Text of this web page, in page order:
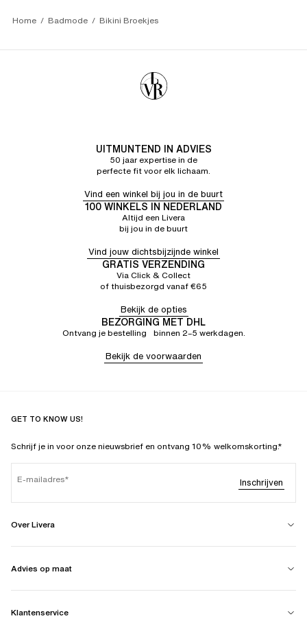
Home Badmode Bikini Broekjes
UITMUNTEND IN ADVIES
50 jaar expertise in de
perfecte fit voor elk lichaam.
Vind een winkel bij jou in de buurt
100 WINKELS IN NEDERLAND
Altijd een Livera
bij jou in de buurt
Vind jouw dichtsbijzijnde winkel
GRATIS VERZENDING
Via Click & Collect
of thuisbezorgd vanaf €65
Bekijk de opties
BEZORGING MET DHL
Ontvang je bestelling binnen 2–5 werkdagen.
Bekijk de voorwaarden
GET TO KNOW US!
Schrijf je in voor onze nieuwsbrief en ontvang 10% welkomskorting.*
E-mailadres Inschrijven
Over Livera
Advies op maat
Klantenservice